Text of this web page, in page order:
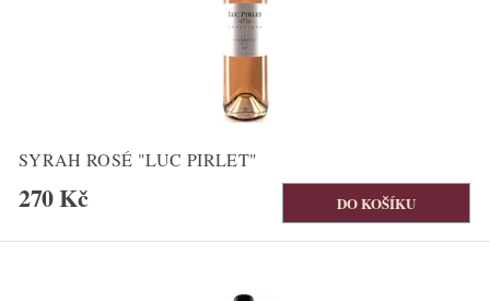
SYRAH ROSÉ "LUC PIRLET"
270 Kč